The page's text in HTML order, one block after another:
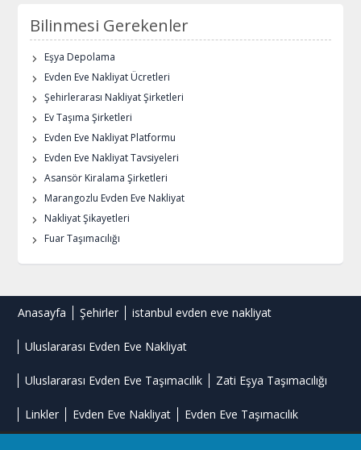
Bilinmesi Gerekenler
Eşya Depolama
Evden Eve Nakliyat Ücretleri
Şehirlerarası Nakliyat Şirketleri
Ev Taşıma Şirketleri
Evden Eve Nakliyat Platformu
Evden Eve Nakliyat Tavsiyeleri
Asansör Kiralama Şirketleri
Marangozlu Evden Eve Nakliyat
Nakliyat Şikayetleri
Fuar Taşımacılığı
Anasayfa Şehirler istanbul evden eve nakliyat
Uluslararası Evden Eve Nakliyat
Uluslararası Evden Eve Taşımacılık Zati Eşya Taşımacılığı
Linkler Evden Eve Nakliyat Evden Eve Taşımacılık